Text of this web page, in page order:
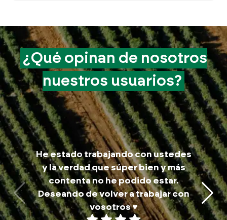
¿Qué opinan de nosotros
nuestros usuarios?
He estado trabajando con ustedes
y la verdad que súper bien y más
contenta no he podido estar.
Deseando de volver a trabajar con
vosotros ♥️